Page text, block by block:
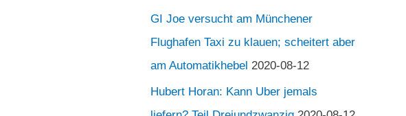
GI Joe versucht am Münchener
Flughafen Taxi zu klauen; scheitert aber
am Automatikhebel 2020-08-12
Hubert Horan: Kann Uber jemals